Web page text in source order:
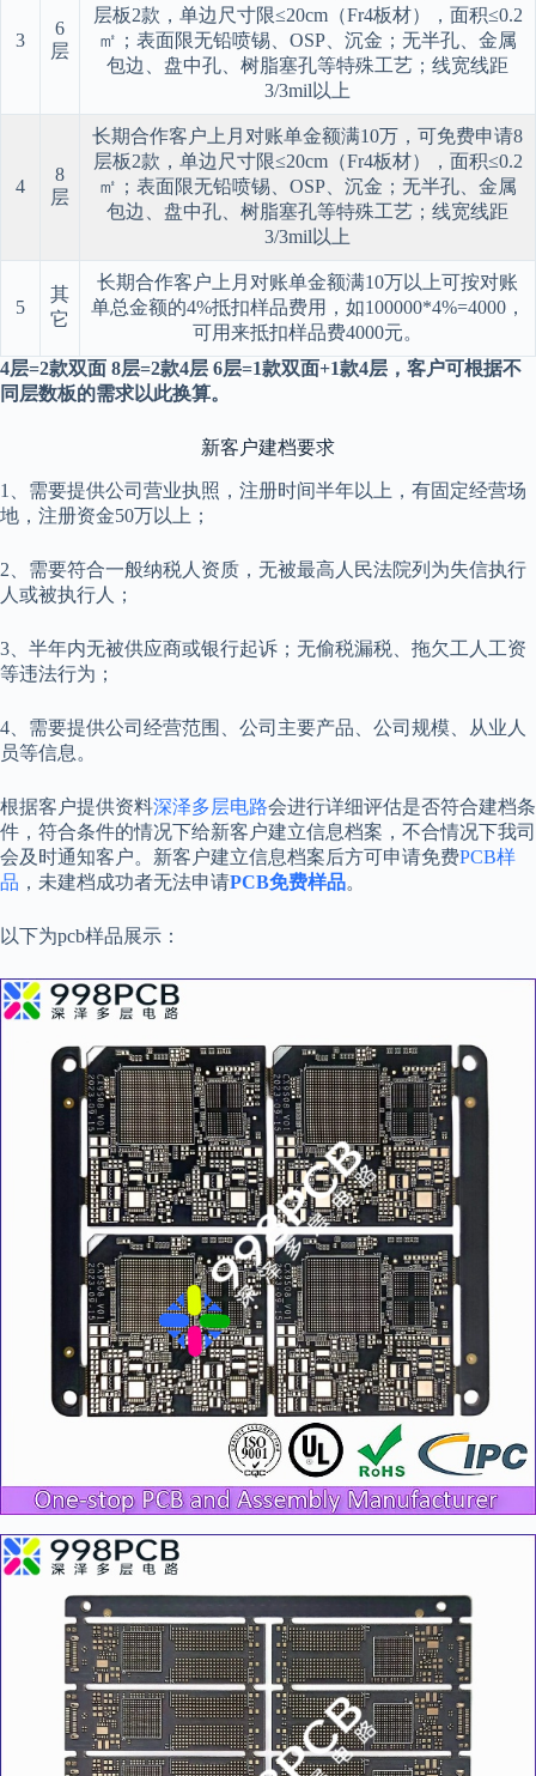
3
6
层
层板2款，单边尺寸限≤20cm（Fr4板材），面积≤0.2
㎡；表面限无铅喷锡、OSP、沉金；无半孔、金属
包边、盘中孔、树脂塞孔等特殊工艺；线宽线距
3/3mil以上
4
8
层
长期合作客户上月对账单金额满10万，可免费申请8
层板2款，单边尺寸限≤20cm（Fr4板材），面积≤0.2
㎡；表面限无铅喷锡、OSP、沉金；无半孔、金属
包边、盘中孔、树脂塞孔等特殊工艺；线宽线距
3/3mil以上
5
其
它
长期合作客户上月对账单金额满10万以上可按对账
单总金额的4%抵扣样品费用，如100000*4%=4000，
可用来抵扣样品费4000元。
4层=2款双面 8层=2款4层 6层=1款双面+1款4层，客户可根据不
同层数板的需求以此换算。
新客户建档要求
1、需要提供公司营业执照，注册时间半年以上，有固定经营场
地，注册资金50万以上；
2、需要符合一般纳税人资质，无被最高人民法院列为失信执行
人或被执行人；
3、半年内无被供应商或银行起诉；无偷税漏税、拖欠工人工资
等违法行为；
4、需要提供公司经营范围、公司主要产品、公司规模、从业人
员等信息。
根据客户提供资料深泽多层电路会进行详细评估是否符合建档条
件，符合条件的情况下给新客户建立信息档案，不合情况下我司
会及时通知客户。新客户建立信息档案后方可申请免费PCB样
品 ，未建档成功者无法申请PCB免费样品。
以下为pcb样品展示：